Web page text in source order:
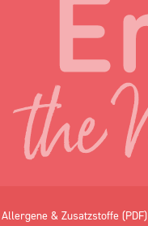
Allergene & Zusatzstoffe (PDF)